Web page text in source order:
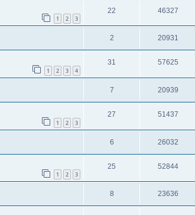
1 2 3
22 46327
2 20931
1 2 3 4
31 57625
7 20939
1 2 3
27 51437
6 26032
1 2 3
25 52844
8 23636